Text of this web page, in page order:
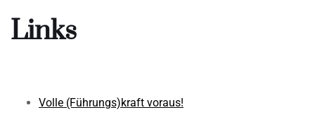
Links
Volle (Führungs)kraft voraus!